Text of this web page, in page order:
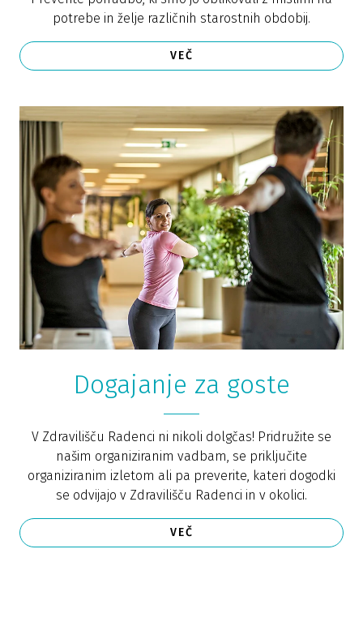
potrebe in želje različnih starostnih obdobij.
VEČ
Dogajanje za goste
V Zdravilišču Radenci ni nikoli dolgčas! Pridružite se
našim organiziranim vadbam, se priključite
organiziranim izletom ali pa preverite, kateri dogodki
se odvijajo v Zdravilišču Radenci in v okolici.
VEČ